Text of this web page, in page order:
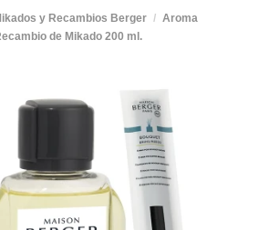
y Recambios Berger
Aroma
de Mikado 200 ml.